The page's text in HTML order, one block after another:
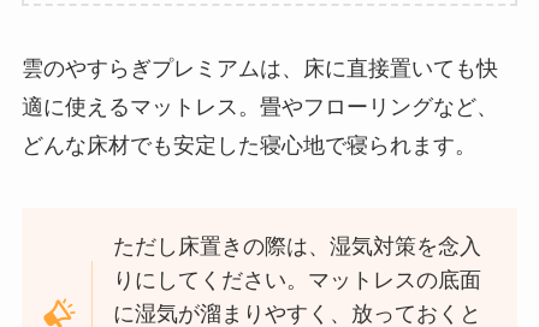
雲のやすらぎプレミアムは、床に直接置いても快
適に使えるマットレス。畳やフローリングなど、
どんな床材でも安定した寝心地で寝られます。
ただし床置きの際は、湿気対策を念入
りにしてください。マットレスの底面
に湿気が溜まりやすく、放っておくと